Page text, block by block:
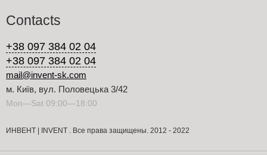
Contacts
+38 097 384 02 04
+38 097 384 02 04
mail@invent-sk.com
м. Київ, вул. Половецька 3/42
Mon—Sat 09:00—18:00
ИНВЕНТ | INVENT . Все права защищены. 2012 - 2022